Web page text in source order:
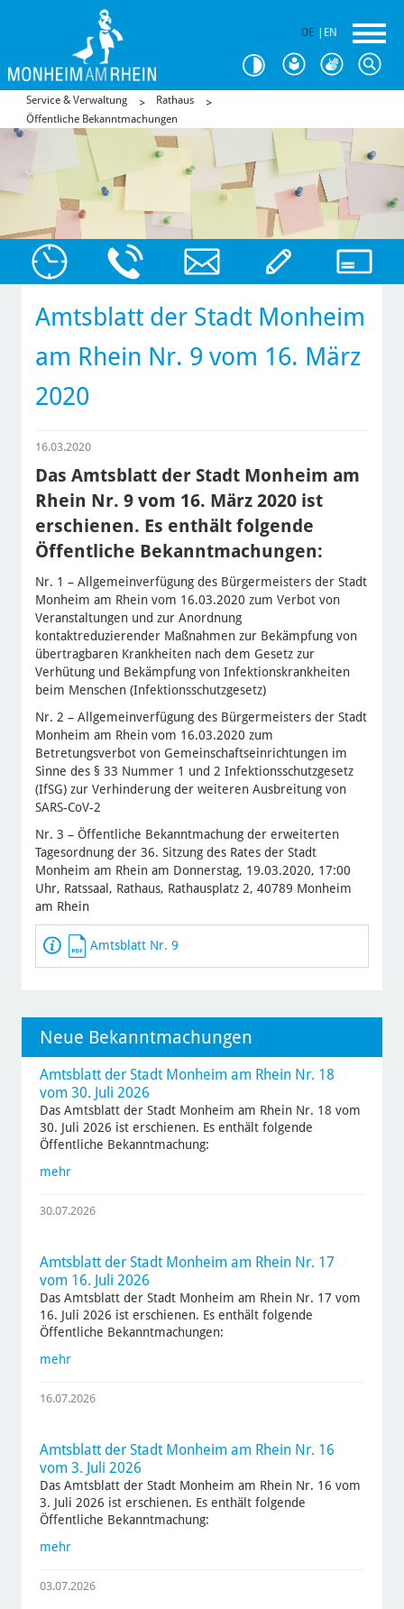
DE EN
Service & Verwaltung
Rathaus
Öffentliche Bekanntmachungen
Amtsblatt der Stadt Monheim
am Rhein Nr. 9 vom 16. März
2020
16.03.2020
Das Amtsblatt der Stadt Monheim am
Rhein Nr. 9 vom 16. März 2020 ist
erschienen. Es enthält folgende
Öffentliche Bekanntmachungen:
Nr. 1 – Allgemeinverfügung des Bürgermeisters der Stadt
Monheim am Rhein vom 16.03.2020 zum Verbot von
Veranstaltungen und zur Anordnung
kontaktreduzierender Maßnahmen zur Bekämpfung von
übertragbaren Krankheiten nach dem Gesetz zur
Verhütung und Bekämpfung von Infektionskrankheiten
beim Menschen (Infektionsschutzgesetz)
Nr. 2 – Allgemeinverfügung des Bürgermeisters der Stadt
Monheim am Rhein vom 16.03.2020 zum
Betretungsverbot von Gemeinschaftseinrichtungen im
Sinne des § 33 Nummer 1 und 2 Infektionsschutzgesetz
(IfSG) zur Verhinderung der weiteren Ausbreitung von
SARS-CoV-2
Nr. 3 – Öffentliche Bekanntmachung der erweiterten
Tagesordnung der 36. Sitzung des Rates der Stadt
Monheim am Rhein am Donnerstag, 19.03.2020, 17:00
Uhr, Ratssaal, Rathaus, Rathausplatz 2, 40789 Monheim
am Rhein
Amtsblatt Nr. 9
Neue Bekanntmachungen
Amtsblatt der Stadt Monheim am Rhein Nr. 18
vom 30. Juli 2026
Das Amtsblatt der Stadt Monheim am Rhein Nr. 18 vom
30. Juli 2026 ist erschienen. Es enthält folgende
Öffentliche Bekanntmachung:
mehr
30.07.2026
Amtsblatt der Stadt Monheim am Rhein Nr. 17
vom 16. Juli 2026
Das Amtsblatt der Stadt Monheim am Rhein Nr. 17 vom
16. Juli 2026 ist erschienen. Es enthält folgende
Öffentliche Bekanntmachungen:
mehr
16.07.2026
Amtsblatt der Stadt Monheim am Rhein Nr. 16
vom 3. Juli 2026
Das Amtsblatt der Stadt Monheim am Rhein Nr. 16 vom
3. Juli 2026 ist erschienen. Es enthält folgende
Öffentliche Bekanntmachung:
mehr
03.07.2026